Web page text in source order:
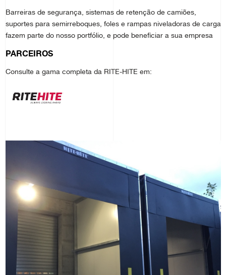
Barreiras de segurança, sistemas de retenção de camiões,
suportes para semirreboques, foles e rampas niveladoras de carga
fazem parte do nosso portfólio, e pode beneficiar a sua empresa
PARCEIROS
Consulte a gama completa da RITE-HITE em: